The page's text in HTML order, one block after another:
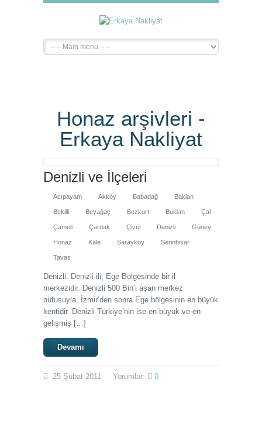
Honaz arşivleri -
Erkaya Nakliyat
Denizli ve İlçeleri
Acıpayam Akköy Babadağ Baklan
Bekilli Beyağaç Bozkurt Buldan Çal
Çameli Çardak Çivril Denizli Güney
Honaz Kale Sarayköy Serinhisar
Tavas
Denizli. Denizli ili, Ege Bölgesinde bir il
merkezidir. Denizli 500 Bin’i aşan merkez
nüfusuyla, İzmir’den sonra Ege bölgesinin en büyük
kentidir. Denizli Türkiye’nin ise en büyük ve en
gelişmiş […]
Devamı
25 Şubat 2011 Yorumlar: 0